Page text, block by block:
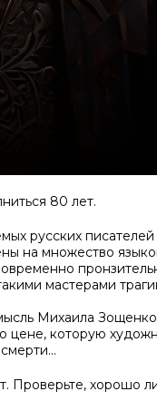
80 лет.
русских писателей
на множество
мастерами
Михаила
цене, которую
хорошо